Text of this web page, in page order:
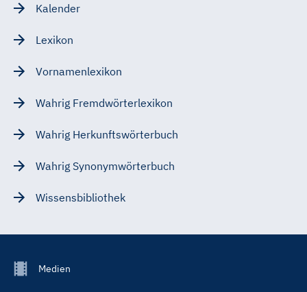
Kalender
Lexikon
Vornamenlexikon
Wahrig Fremdwörterlexikon
Wahrig Herkunftswörterbuch
Wahrig Synonymwörterbuch
Wissensbibliothek
FooterMedien